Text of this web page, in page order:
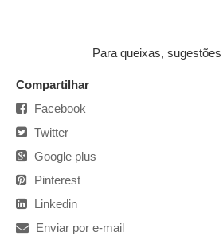
Para queixas,
Compartilhar
Facebook
Twitter
Google plus
Pinterest
Linkedin
Enviar por e-mail